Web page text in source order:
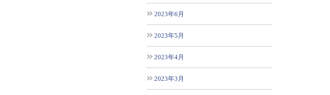
2023年6月
2023年5月
2023年4月
2023年3月